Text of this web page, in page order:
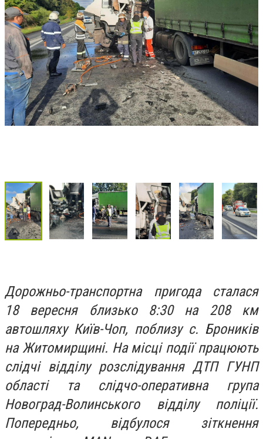
Дорожньо-транспортна пригода сталася
18 вересня близько 8:30 на 208 км
автошляху Київ-Чоп, поблизу с. Броників
на Житомирщині. На місці події працюють
слідчі відділу розслідування ДТП ГУНП
області та слідчо-оперативна група
Новоград-Волинського відділу поліції.
Попередньо, відбулося зіткнення